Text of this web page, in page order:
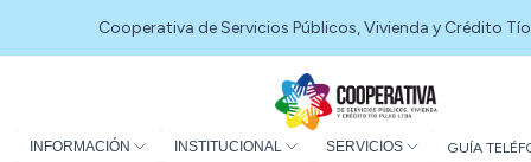
Cooperativa de Servicios Públicos, Vivienda y Crédito
INFORMACIÓN INSTITUCIONAL SERVICIOS GUÍA